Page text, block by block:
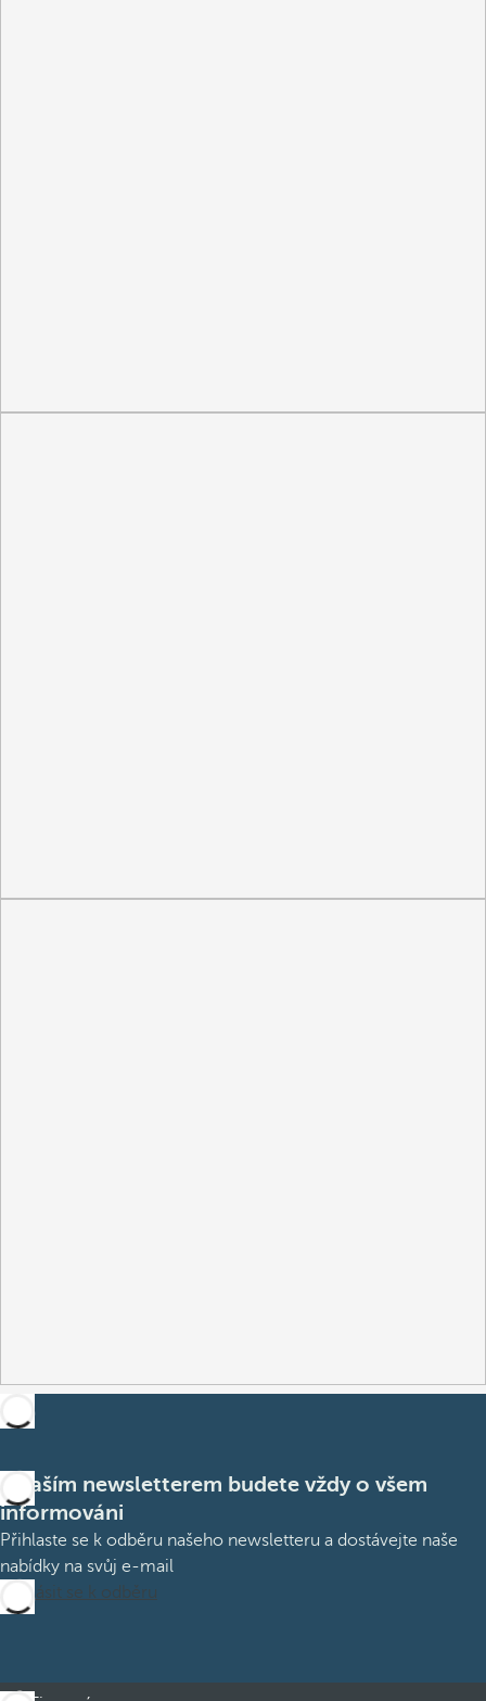
S naším newsletterem budete vždy o všem
informováni
Přihlaste se k odběru našeho newsletteru a dostávejte naše
nabídky na svůj e-mail
Přihlásit se k odběru